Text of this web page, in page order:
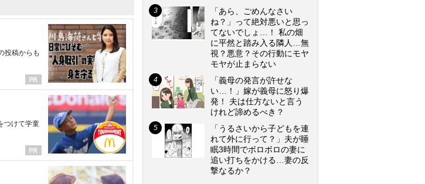
投稿からも
つけて学童
「あら、ごめんなさい
ね？」って絶対悪いと思っ
てないでしょ…！ 私の畑
に平然と踏み入る隣人…無
視？悪意？その行動にモヤ
モヤが止まらない
「義母の発言が許せな
い…！」嫁が義母に怒り爆
発！ 夫は仕方ないと言う
けれど諦めるべき？
「うるさいから子どもを連
れて外に行って？」夫が睡
眠3時間でボロボロの妻に
追い打ちをかける…妻の反
撃なるか？